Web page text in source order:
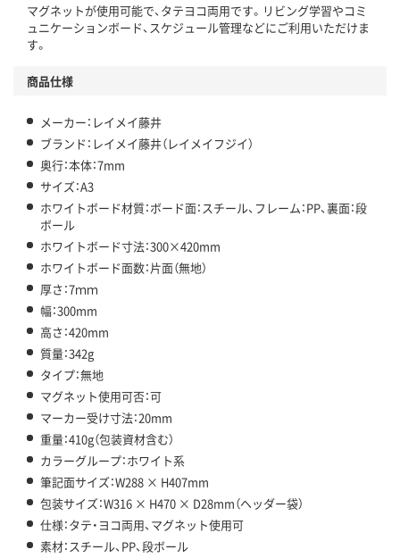
マグネットが使用可能で、タテヨコ両用です。リビング学習やコミ
ュニケーションボード、スケジュール管理などにご利用いただけま
す。
商品仕様
メーカー：レイメイ藤井
ブランド：レイメイ藤井（レイメイフジイ）
奥行：本体：7mm
サイズ：A3
ホワイトボード材質：ボード面：スチール、フレーム：PP、裏面：段
ボール
ホワイトボード寸法：300×420mm
ホワイトボード面数：片面（無地）
厚さ：7ｍｍ
幅：300mm
高さ：420mm
質量：342g
タイプ：無地
マグネット使用可否：可
マーカー受け寸法：20mm
重量：410g（包装資材含む）
カラーグループ：ホワイト系
筆記面サイズ：W288 × H407mm
包装サイズ：W316 × H470 × D28mm（ヘッダー袋）
仕様：タテ・ヨコ両用、マグネット使用可
素材：スチール、PP、段ボール